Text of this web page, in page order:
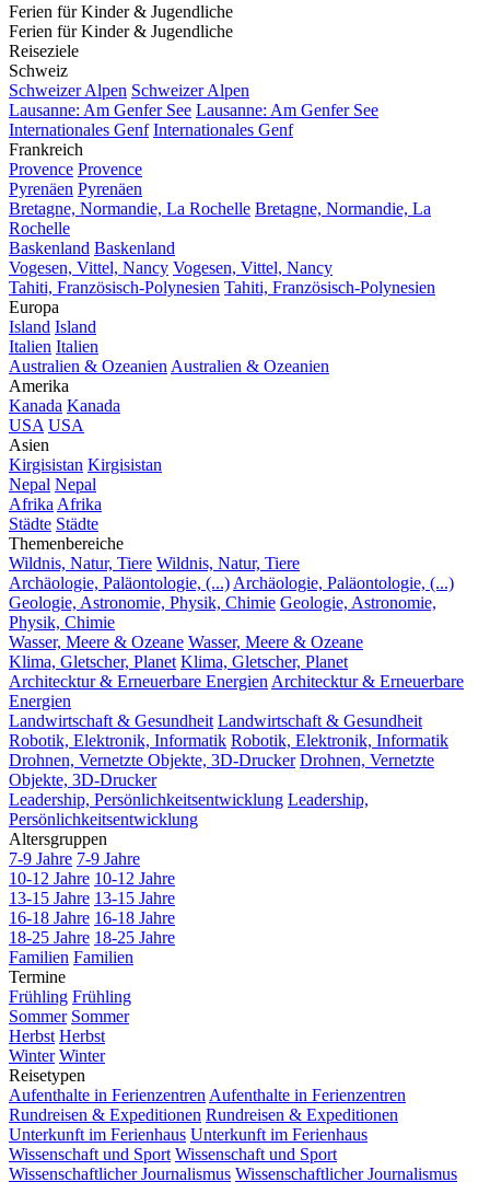
Ferien für Kinder & Jugendliche
Ferien für Kinder & Jugendliche
Reiseziele
Schweiz
Schweizer Alpen Schweizer Alpen
Lausanne: Am Genfer See Lausanne: Am Genfer See
Internationales Genf Internationales Genf
Frankreich
Provence Provence
Pyrenäen Pyrenäen
Bretagne, Normandie, La Rochelle Bretagne, Normandie, La
Rochelle
Baskenland Baskenland
Vogesen, Vittel, Nancy Vogesen, Vittel, Nancy
Tahiti, Französisch-Polynesien Tahiti, Französisch-Polynesien
Europa
Island Island
Italien Italien
Australien & Ozeanien Australien & Ozeanien
Amerika
Kanada Kanada
USA USA
Asien
Kirgisistan Kirgisistan
Nepal Nepal
Afrika Afrika
Städte Städte
Themenbereiche
Wildnis, Natur, Tiere Wildnis, Natur, Tiere
Archäologie, Paläontologie, (...) Archäologie, Paläontologie, (...)
Geologie, Astronomie, Physik, Chimie Geologie, Astronomie,
Physik, Chimie
Wasser, Meere & Ozeane Wasser, Meere & Ozeane
Klima, Gletscher, Planet Klima, Gletscher, Planet
Architecktur & Erneuerbare Energien Architecktur & Erneuerbare
Energien
Landwirtschaft & Gesundheit Landwirtschaft & Gesundheit
Robotik, Elektronik, Informatik Robotik, Elektronik, Informatik
Drohnen, Vernetzte Objekte, 3D-Drucker Drohnen, Vernetzte
Objekte, 3D-Drucker
Leadership, Persönlichkeitsentwicklung Leadership,
Persönlichkeitsentwicklung
Altersgruppen
7-9 Jahre 7-9 Jahre
10-12 Jahre 10-12 Jahre
13-15 Jahre 13-15 Jahre
16-18 Jahre 16-18 Jahre
18-25 Jahre 18-25 Jahre
Familien Familien
Termine
Frühling Frühling
Sommer Sommer
Herbst Herbst
Winter Winter
Reisetypen
Aufenthalte in Ferienzentren Aufenthalte in Ferienzentren
Rundreisen & Expeditionen Rundreisen & Expeditionen
Unterkunft im Ferienhaus Unterkunft im Ferienhaus
Wissenschaft und Sport Wissenschaft und Sport
Wissenschaftlicher Journalismus Wissenschaftlicher Journalismus